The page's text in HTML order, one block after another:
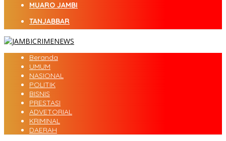
MUARO JAMBI
TANJABBAR
Beranda
UMUM
NASIONAL
POLITIK
BISNIS
PRESTASI
ADVETORIAL
KRIMINAL
DAERAH